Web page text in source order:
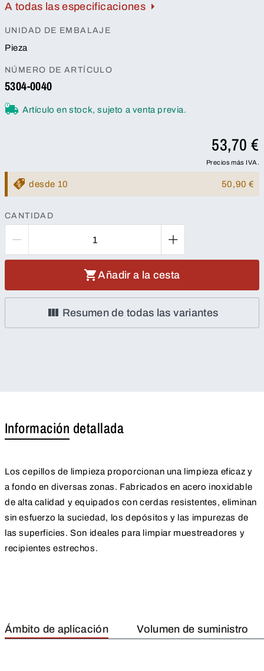
A todas las especificaciones
UNIDAD DE EMBALAJE
Pieza
NÚMERO DE ARTÍCULO
5304-0040
Artículo en stock, sujeto a venta previa.
53,70 €
Precios más IVA.
desde 10 50,90 €
CANTIDAD
Añadir a la cesta
Resumen de todas las variantes
Información detallada
Los cepillos de limpieza proporcionan una limpieza eficaz y
a fondo en diversas zonas. Fabricados en acero inoxidable
de alta calidad y equipados con cerdas resistentes, eliminan
sin esfuerzo la suciedad, los depósitos y las impurezas de
las superficies. Son ideales para limpiar muestreadores y
recipientes estrechos.
Ámbito de aplicación Volumen de suministro